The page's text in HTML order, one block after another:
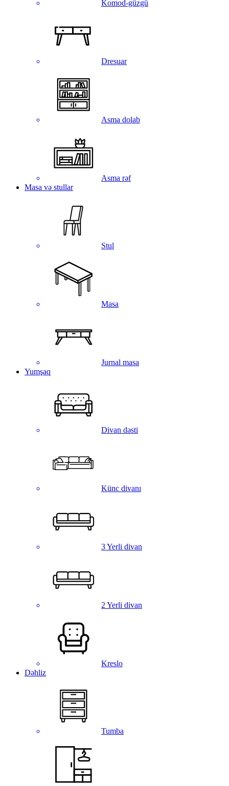
Komod-güzgü
Dresuar
Asma dolab
Asma rəf
Masa və stullar
Stul
Masa
Jurnal masa
Yumşaq
Divan dəsti
Künc divanı
3 Yerli divan
2 Yerli divan
Kreslo
Dəhliz
Tumba